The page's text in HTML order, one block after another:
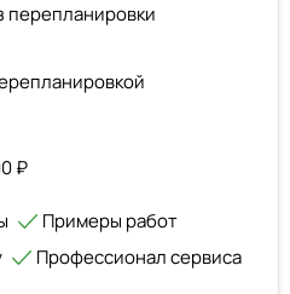
перепланировки
₽
Примеры работ
Профессионал сервиса